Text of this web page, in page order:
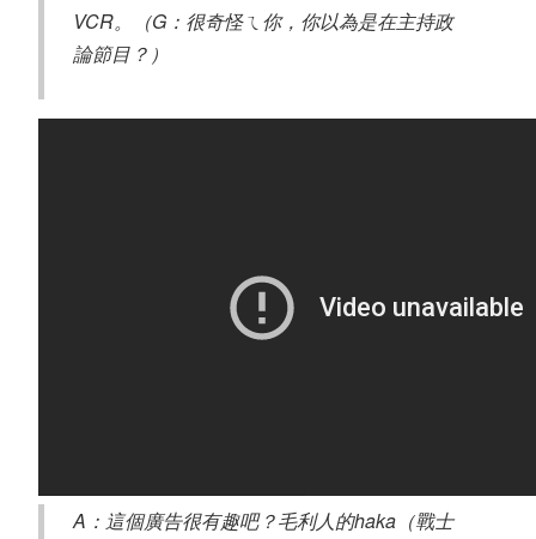
VCR。（G：很奇怪ㄟ你，你以為是在主持政
論節目？）
A：這個廣告很有趣吧？毛利人的haka（戰士